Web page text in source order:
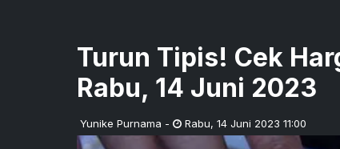
Turun Tipis! Cek
Rabu, 14 Juni 2023
Yunike Purnama - Rabu, 14 Juni 2023 11:00